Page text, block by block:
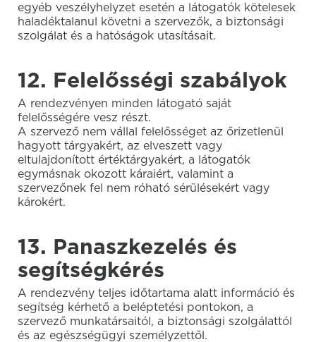
egyéb veszélyhelyzet esetén a látogatók kötelesek
haladéktalanul követni a szervezők, a biztonsági
szolgálat és a hatóságok utasításait.
12. Felelősségi szabályok
A rendezvényen minden látogató saját
felelősségére vesz részt.
A szervező nem vállal felelősséget az őrizetlenül
hagyott tárgyakért, az elveszett vagy
eltulajdonított értéktárgyakért, a látogatók
egymásnak okozott káraiért, valamint a
szervezőnek fel nem róható sérülésekért vagy
károkért.
13. Panaszkezelés és
segítségkérés
A rendezvény teljes időtartama alatt információ és
segítség kérhető a beléptetési pontokon, a
szervező munkatársaitól, a biztonsági szolgálattól
és az egészségügyi személyzettől.